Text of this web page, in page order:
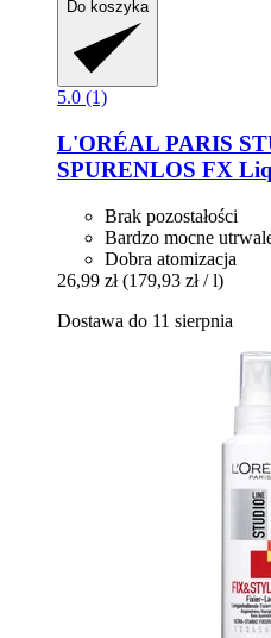
Do koszyka
5.0 (1)
L'ORÉAL PARIS
SPURENLOS FX
Brak pozostałości
Bardzo mocne
Dobra atomizacja
26,99 zł (179,93 zł / l)
Dostawa do 11 sierpnia